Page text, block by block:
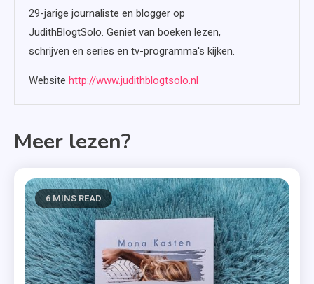
29-jarige journaliste en blogger op
JudithBlogtSolo. Geniet van boeken lezen,
schrijven en series en tv-programma's kijken.
Website http://www.judithblogtsolo.nl
Meer lezen?
6 MINS READ